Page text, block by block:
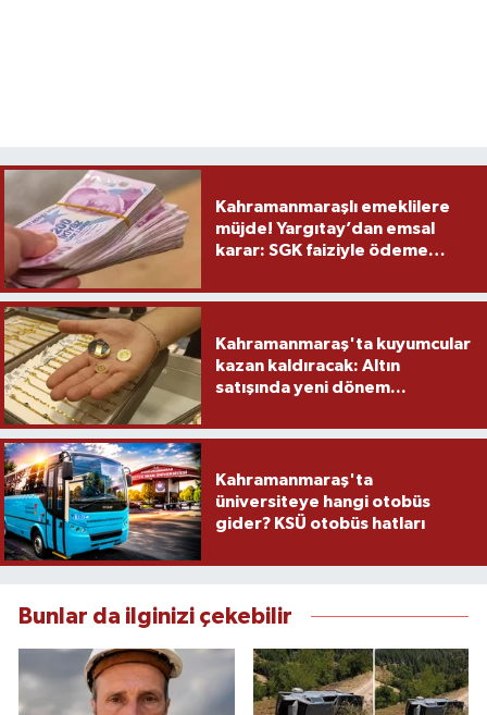
Kahramanmaraşlı emeklilere
müjde! Yargıtay’dan emsal
karar: SGK faiziyle ödeme
Kahramanmaraş'ta kuyumcular
kazan kaldıracak: Altın
satışında yeni dönem...
Kahramanmaraş'ta
üniversiteye hangi otobüs
gider? KSÜ otobüs hatları
Bunlar da ilginizi çekebilir